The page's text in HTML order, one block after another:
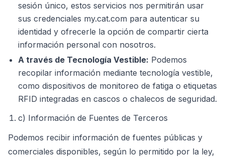
sesión único, estos servicios nos permitirán usar
sus credenciales my.cat.com para autenticar su
identidad y ofrecerle la opción de compartir cierta
información personal con nosotros.
A través de Tecnología Vestible: Podemos
recopilar información mediante tecnología vestible,
como dispositivos de monitoreo de fatiga o etiquetas
RFID integradas en cascos o chalecos de seguridad.
c) Información de Fuentes de Terceros
Podemos recibir información de fuentes públicas y
comerciales disponibles, según lo permitido por la ley,